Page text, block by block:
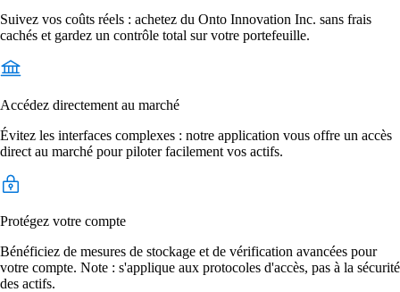
Suivez vos coûts réels : achetez du Onto Innovation Inc. sans frais
cachés et gardez un contrôle total sur votre portefeuille.
Accédez directement au marché
Évitez les interfaces complexes : notre application vous offre un accès
direct au marché pour piloter facilement vos actifs.
Protégez votre compte
Bénéficiez de mesures de stockage et de vérification avancées pour
votre compte. Note : s'applique aux protocoles d'accès, pas à la sécurité
des actifs.